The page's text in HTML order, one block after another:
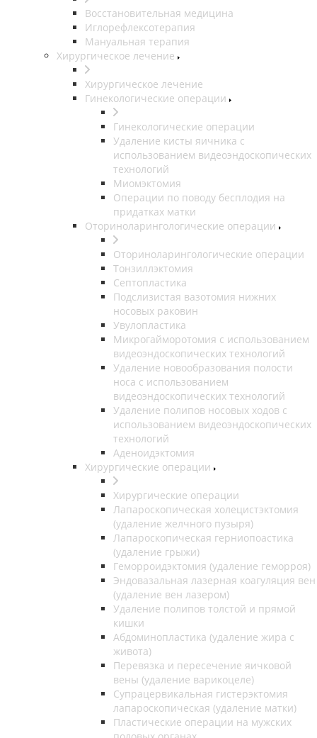
Восстановительная медицина
Иглорефлексотерапия
Мануальная терапия
Хирургическое лечение
Хирургическое лечение
Гинекологические операции
Гинекологические операции
Удаление кисты яичника с
использованием видеоэндоскопических
технологий
Миомэктомия
Операции по поводу бесплодия на
придатках матки
Оториноларингологические операции
Оториноларингологические операции
Тонзиллэктомия
Септопластика
Подслизистая вазотомия нижних
носовых раковин
Увулопластика
Микрогайморотомия с использованием
видеоэндоскопических технологий
Удаление новообразования полости
носа с использованием
видеоэндоскопических технологий
Удаление полипов носовых ходов с
использованием видеоэндоскопических
технологий
Аденоидэктомия
Хирургические операции
Хирургические операции
Лапароскопическая холецистэктомия
(удаление желчного пузыря)
Лапароскопическая герниопоастика
(удаление грыжи)
Геморроидэктомия (удаление геморроя)
Эндовазальная лазерная коагуляция вен
(удаление вен лазером)
Удаление полипов толстой и прямой
кишки
Абдоминопластика (удаление жира с
живота)
Перевязка и пересечение яичковой
вены (удаление варикоцеле)
Супрацервикальная гистерэктомия
лапароскопическая (удаление матки)
Пластические операции на мужских